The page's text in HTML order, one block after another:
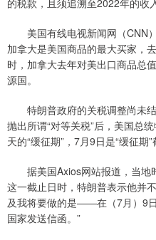
的税款，且须追溯至2022年的收入
美国有线电视新闻网（CNN）
加拿大是美国商品的最大买家，
时，加拿大去年对美出口商品总
源国。
特朗普政府的关税调整尚未结
抛出所谓“对等关税”后，美国总
天的“缓征期”，7月9日是“缓征期”
据美国Axios网站报道，当地
这一截止日时，特朗普表示他并
及我将要做的是——在（7月）9
国家发送信函。”